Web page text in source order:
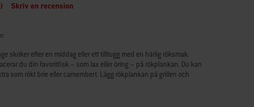
Skriv en recension
skriker efter en middag eller ett tilltugg med en härlig röksmak.
du din favoritfisk – som lax eller öring – på rökplankan. Du kan
som rökt brie eller camembert. Lägg rökplankan på grillen och